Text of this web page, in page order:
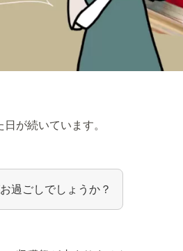
が続いています。
過ごしでしょうか？